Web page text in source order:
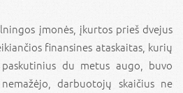
įmonės, įkurtos prieš dvejus
finansines ataskaitas, kurių
du metus augo, buvo
darbuotojų skaičius ne